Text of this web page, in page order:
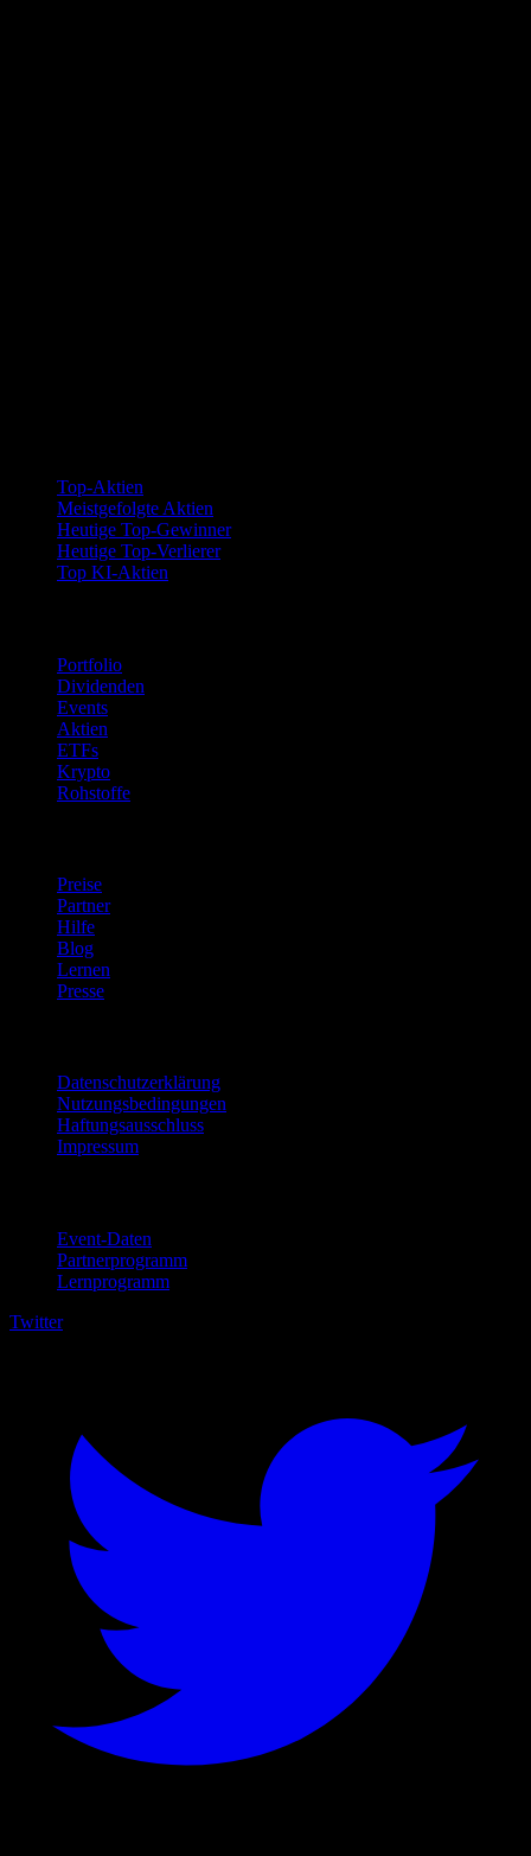
Top-Aktien
Meistgefolgte Aktien
Heutige Top-Gewinner
Heutige Top-Verlierer
Top KI-Aktien
Portfolio
Dividenden
Events
Aktien
ETFs
Krypto
Rohstoffe
Preise
Partner
Hilfe
Blog
Lernen
Presse
Datenschutzerklärung
Nutzungsbedingungen
Haftungsausschluss
Impressum
Event-Daten
Partnerprogramm
Lernprogramm
Twitter